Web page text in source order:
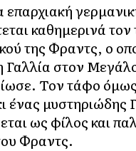
επαρχιακή
καθημερινά
της Φραντς, ο
Γαλλία στον
Τον τάφο όμως
ένας μυστηριώδης
ως φίλος και
Φραντς.